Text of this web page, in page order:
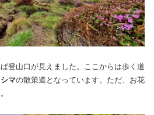
登山口が見えました。ここからは歩く道
マの散策道となっています。ただ、お花